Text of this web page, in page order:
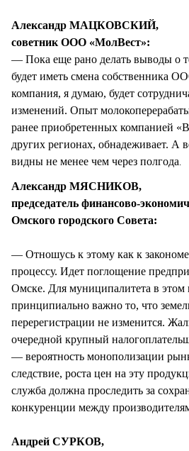
Александр МАЦКОВСКИЙ,
советник ООО «МолВест»:
— Пока еще рано делать выводы о
будет иметь смена собственника
компания, я думаю, будет
изменений. Опыт
ранее приобретенных компанией
других регионах, обнадеживает. А
видны не менее чем через полгода
Александр МЯСНИКОВ,
председатель финансово-
Омского городского Совета:
— Отношусь к этому как к
процессу. Идет поглощение
Омске. Для муниципалитета в этом
принципиально важно то, что
перерегистрации не изменится.
очередной крупный
— вероятность монополизации
следствие, роста цен на эту
служба должна проследить за
конкуренции между
Андрей СУРКОВ,